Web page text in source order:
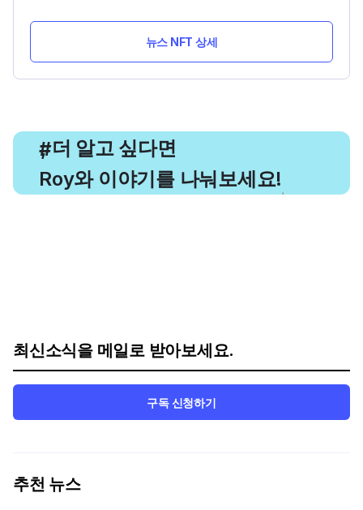
뉴스 NFT 상세
#
, 더 알고 싶다면
Roy와 이야기를 나눠보세요!
최신소식을 메일로 받아보세요.
구독 신청하기
추천 뉴스